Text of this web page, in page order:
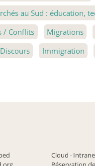
au Sud : éducation,
/ Conflits Migrations
Discours Immigration
Cloud ·